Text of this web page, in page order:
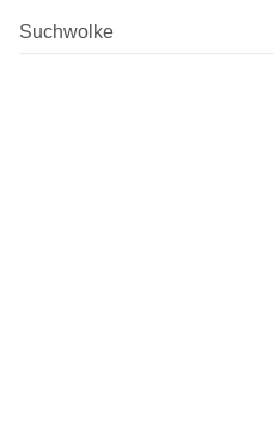
Suchwolke